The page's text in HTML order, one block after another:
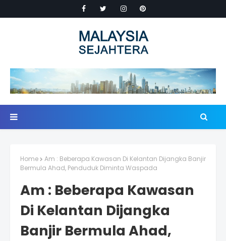
Home
Am : Beberapa Kawasan Di Kelantan Dijangka Banjir
Bermula Ahad, Penduduk Diminta Waspada
Am : Beberapa Kawasan
Di Kelantan Dijangka
Banjir Bermula Ahad,